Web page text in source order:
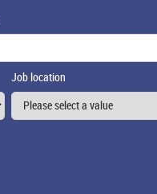
Job location